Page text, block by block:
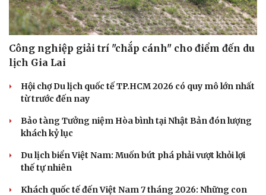
Công nghiệp giải trí "chắp cánh" cho điểm đến du
lịch Gia Lai
Hội chợ Du lịch quốc tế TP.HCM 2026 có quy mô lớn nhất
từ trước đến nay
Bảo tàng Tưởng niệm Hòa bình tại Nhật Bản đón lượng
khách kỷ lục
Du lịch biển Việt Nam: Muốn bứt phá phải vượt khỏi lợi
thế tự nhiên
Khách quốc tế đến Việt Nam 7 tháng 2026: Những con